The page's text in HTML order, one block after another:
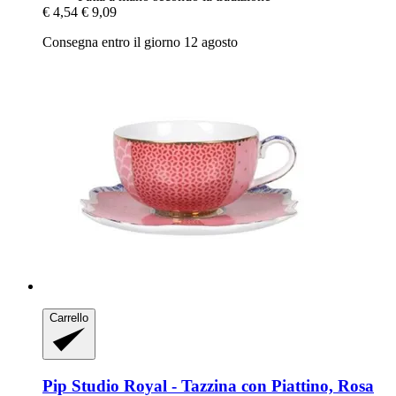
€ 4,54 € 9,09
Consegna entro il giorno 12 agosto
Carrello
Pip Studio Royal -​ Tazzina con Piattino, Rosa